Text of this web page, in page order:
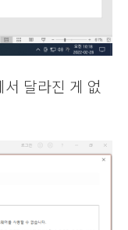
달라진 게 없